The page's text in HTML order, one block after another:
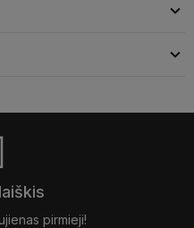
pirmieji!